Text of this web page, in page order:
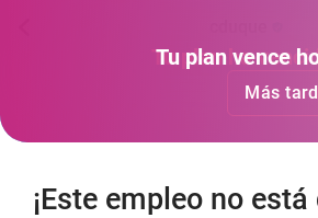
Tu plan ha
Más
Tu plan vence
Más
¡Este empleo no